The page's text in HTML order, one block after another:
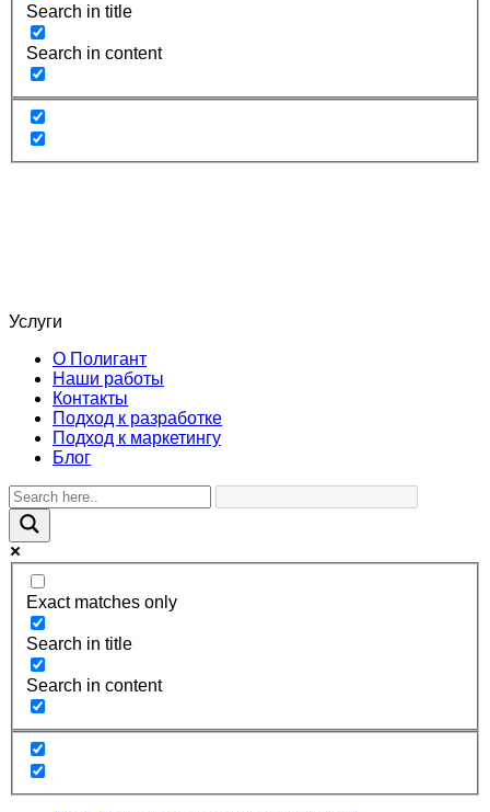
Search in title
Search in content
Услуги
О Полигант
Наши работы
Контакты
Подход к разработке
Подход к маркетингу
Блог
Exact matches only
Search in title
Search in content